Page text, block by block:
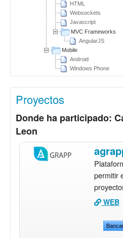
HTML
Websockets
Javascript
MVC Frameworks
AngularJS
Mobile
Android
Windows Phone
Proyectos
Donde ha participado:
Leon
permitir
WEB